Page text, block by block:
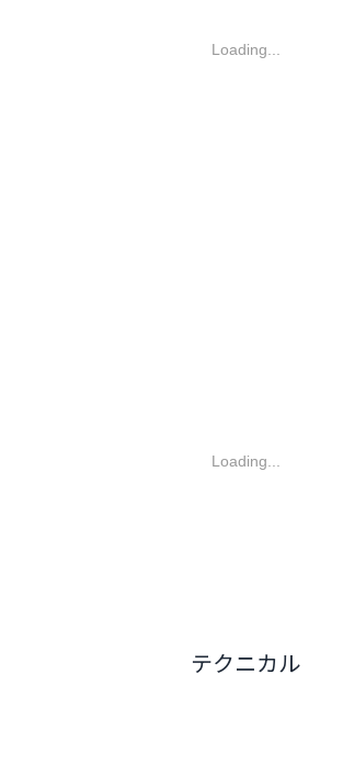
Loading...
Loading...
テクニカル